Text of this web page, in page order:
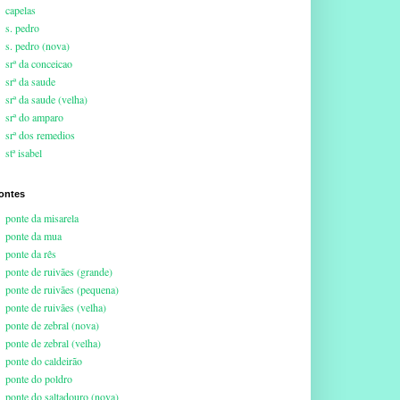
capelas
s. pedro
s. pedro (nova)
srª da conceicao
srª da saude
srª da saude (velha)
srª do amparo
srª dos remedios
stª isabel
ponte da misarela
ponte da mua
ponte da rês
ponte de ruivães (grande)
ponte de ruivães (pequena)
ponte de ruivães (velha)
ponte de zebral (nova)
ponte de zebral (velha)
ponte do caldeirão
ponte do poldro
ponte do saltadouro (nova)